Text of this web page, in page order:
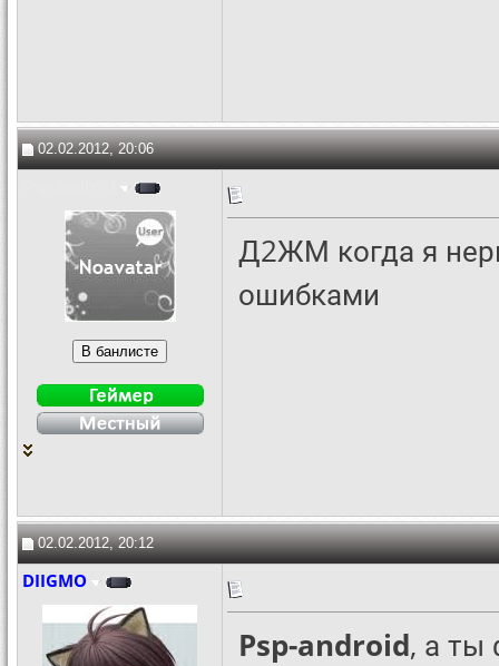
02.02.2012, 20:06
Д2ЖМ когда я
ошибками
02.02.2012, 20:12
DIIGMO
Psp-android, а ты